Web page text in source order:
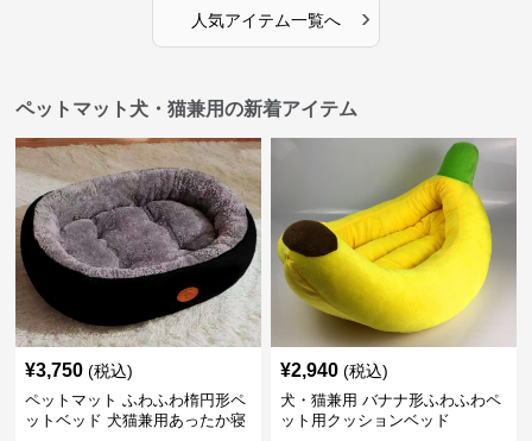
人気アイテム一覧へ ›
ペットマット犬・猫兼用の新着アイテム
¥3,750 (税込)
ペットマット ふわふわ楕円形ペ
ットベッド 犬猫兼用あったか寝
¥2,940 (税込)
犬・猫兼用 バナナ形ふわふわペ
ット用クッションベッド